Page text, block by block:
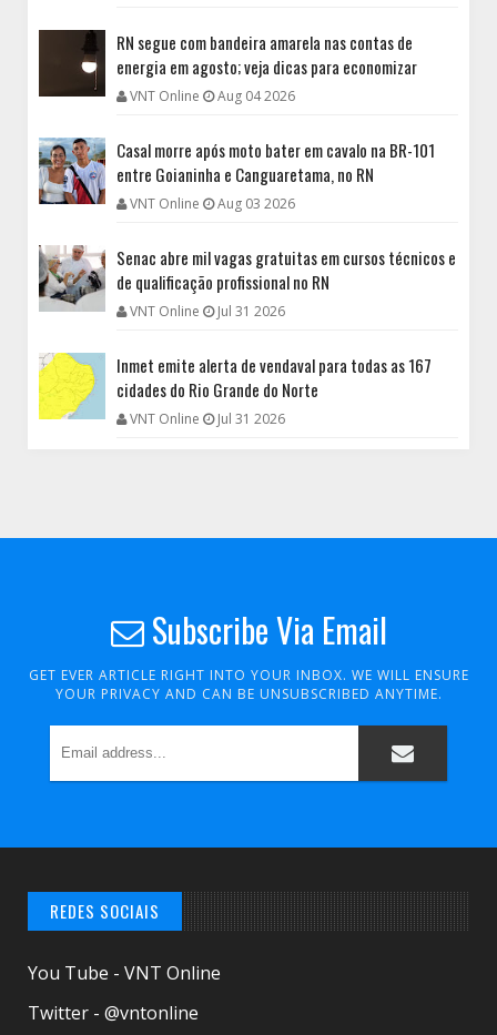
RN segue com bandeira amarela nas contas de
energia em agosto; veja dicas para economizar
VNT Online Aug 04 2026
Casal morre após moto bater em cavalo na BR-101
entre Goianinha e Canguaretama, no RN
VNT Online Aug 03 2026
Senac abre mil vagas gratuitas em cursos técnicos e
de qualificação profissional no RN
VNT Online Jul 31 2026
Inmet emite alerta de vendaval para todas as 167
cidades do Rio Grande do Norte
VNT Online Jul 31 2026
Subscribe Via Email
GET EVER ARTICLE RIGHT INTO YOUR INBOX. WE WILL ENSURE
YOUR PRIVACY AND CAN BE UNSUBSCRIBED ANYTIME.
REDES SOCIAIS
You Tube - VNT Online
Twitter - @vntonline